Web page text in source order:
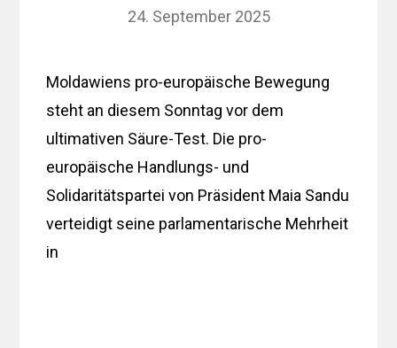
24. September 2025
Moldawiens pro-europäische Bewegung
steht an diesem Sonntag vor dem
ultimativen Säure-Test. Die pro-
europäische Handlungs- und
Solidaritätspartei von Präsident Maia Sandu
verteidigt seine parlamentarische Mehrheit
in